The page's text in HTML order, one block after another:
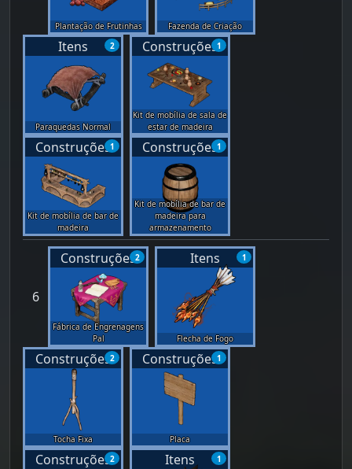
Plantação de Frutinhas
Fazenda de Criação
2
Itens
Paraquedas Normal
1
Construções
Kit de mobília de sala de
estar de madeira
1
Construções
Kit de mobília de bar de
madeira
1
Construções
Kit de mobília de bar de
madeira para
armazenamento
6
2
Construções
Fábrica de Engrenagens
Pal
1
Itens
Flecha de Fogo
2
Construções
Tocha Fixa
1
Construções
Placa
2
Construções 1
Itens